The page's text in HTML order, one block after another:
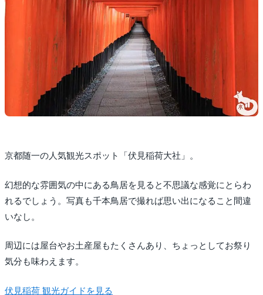
京都随一の人気観光スポット「伏見稲荷大社」。
幻想的な雰囲気の中にある鳥居を見ると不思議な感覚にとらわ
れるでしょう。写真も千本鳥居で撮れば思い出になること間違
いなし。
周辺には屋台やお土産屋もたくさんあり、ちょっとしてお祭り
気分も味わえます。
伏見稲荷 観光ガイドを見る